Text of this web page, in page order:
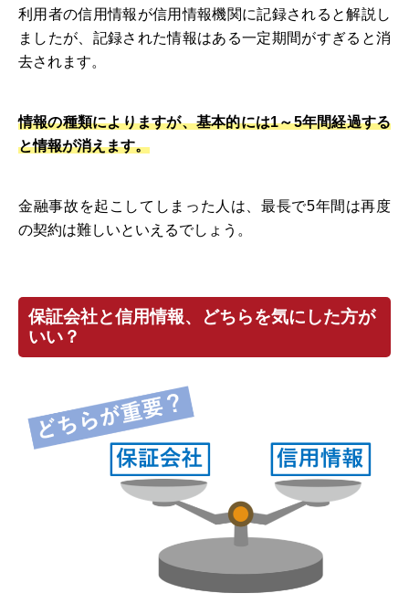
利用者の信用情報が信用情報機関に記録されると解説し
ましたが、記録された情報はある一定期間がすぎると消
去されます。
情報の種類によりますが、基本的には1～5年間経過する
と情報が消えます。
金融事故を起こしてしまった人は、最長で5年間は再度
の契約は難しいといえるでしょう。
保証会社と信用情報、どちらを気にした方が
いい？